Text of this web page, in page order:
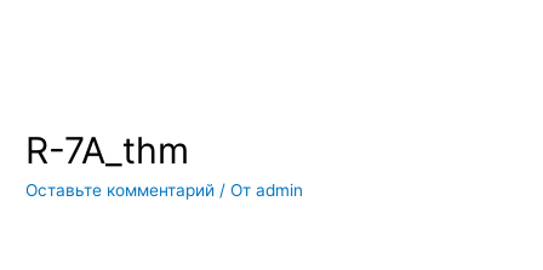
R-7A_thm
Оставьте комментарий / Отadmin